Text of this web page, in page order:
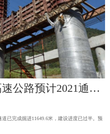
机 GL2300隧道网
查看更
云南最长隧道！保泸高速公路预计2021通车！昆明到怒江缩短6小时！
已完成掘进11649.6米，建设进度已过半。预